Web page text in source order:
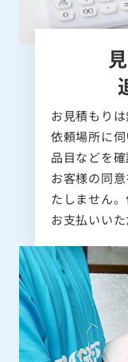
お見積もり
依頼場所に
品目などを
お客様の同
たしません
お支払いい